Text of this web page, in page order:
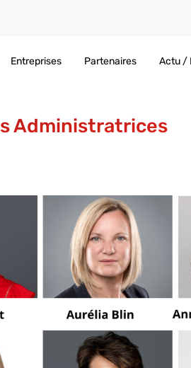
Entreprises Partenaires Actu /
Administratrices